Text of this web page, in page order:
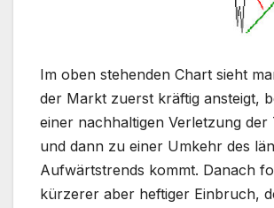
Im oben stehenden Chart sieht
der Markt zuerst kräftig ansteigt,
einer nachhaltigen Verletzung der
und dann zu einer Umkehr des
Aufwärtstrends kommt. Danach
kürzerer aber heftiger Einbruch,